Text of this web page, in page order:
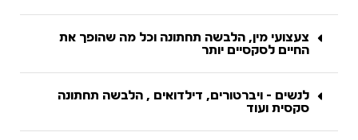
צעצועי מין, הלבשה תחתונה וכל מה שהופך את
החיים לסקסיים יותר
לנשים - ויברטורים, דילדואים , הלבשה תחתונה
סקסית ועוד